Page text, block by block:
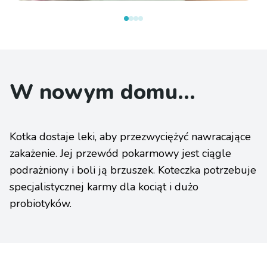
W nowym domu...
Kotka dostaje leki, aby przezwyciężyć nawracające
zakażenie. Jej przewód pokarmowy jest ciągle
podrażniony i boli ją brzuszek. Koteczka potrzebuje
specjalistycznej karmy dla kociąt i dużo
probiotyków.